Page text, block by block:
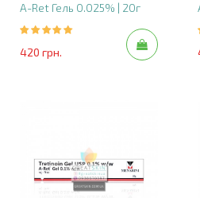
A-Ret Гель 0.025% | 20г
420 грн.